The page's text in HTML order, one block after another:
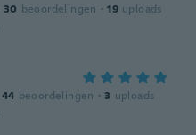
30 beoordelingen · 19 uploads
44 beoordelingen · 3 uploads